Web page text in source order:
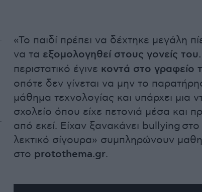
«Το παιδί πρέπει να δέχτηκε μεγάλη
να τα εξομολογηθεί στους γονείς του.
περιστατικό έγινε κοντά στο γραφείο
οπότε δεν γίνεται να μην το
μάθημα τεχνολογίας και υπάρχει μια
σχολείο όπου είχε πετονιά μέσα και
από εκεί. Είχαν ξανακάνει bullying στο
λεκτικό σίγουρα» συμπληρώνουν
στο protothema.gr.